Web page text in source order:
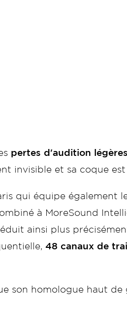
pertes d'audition
invisible et sa coque
qui équipe également
à MoreSound
ainsi plus
48 canaux de
son homologue haut de